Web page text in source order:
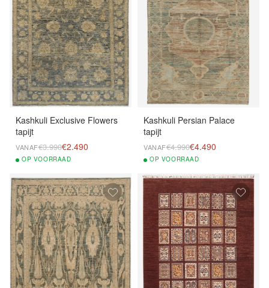
Kashkuli Exclusive Flowers
tapijt
VANAF€3.990€2.490
OP VOORRAAD
Kashkuli Persian Palace
tapijt
VANAF€4.990€4.490
OP VOORRAAD